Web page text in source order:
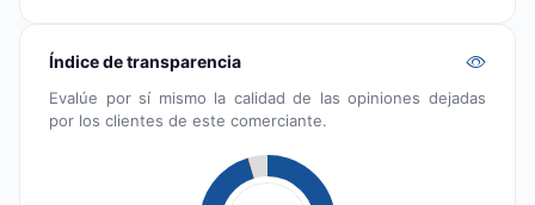
Índice de transparencia
Evalúe por sí mismo la calidad de las opiniones dejadas
por los clientes de este comerciante.